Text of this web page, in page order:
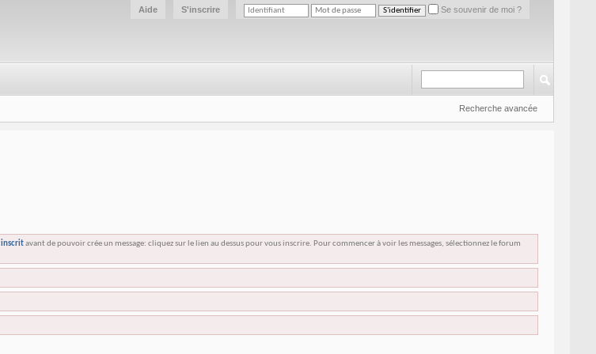
Se souvenir de moi ?
S'inscrire
Aide
Recherche avancée
inscritavant de pouvoir crée un message: cliquez sur le lien au dessus pour vous inscrire. Pour commencer à voir les messages, sélectionnez le forum